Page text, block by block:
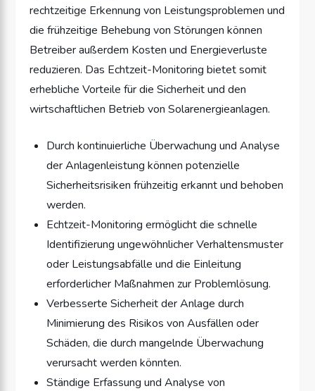
rechtzeitige Erkennung von Leistungsproblemen und
die frühzeitige Behebung von Störungen können
Betreiber außerdem Kosten und Energieverluste
reduzieren. Das Echtzeit-Monitoring bietet somit
erhebliche Vorteile für die Sicherheit und den
wirtschaftlichen Betrieb von Solarenergieanlagen.
Durch kontinuierliche Überwachung und Analyse
der Anlagenleistung können potenzielle
Sicherheitsrisiken frühzeitig erkannt und behoben
werden.
Echtzeit-Monitoring ermöglicht die schnelle
Identifizierung ungewöhnlicher Verhaltensmuster
oder Leistungsabfälle und die Einleitung
erforderlicher Maßnahmen zur Problemlösung.
Verbesserte Sicherheit der Anlage durch
Minimierung des Risikos von Ausfällen oder
Schäden, die durch mangelnde Überwachung
verursacht werden könnten.
Ständige Erfassung und Analyse von